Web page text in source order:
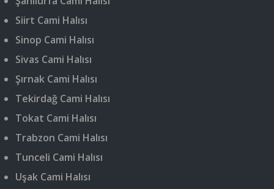
Siirt Cami Halısı
Sinop Cami Halısı
Sivas Cami Halısı
Şırnak Cami Halısı
Tekirdağ Cami Halısı
Tokat Cami Halısı
Trabzon Cami Halısı
Tunceli Cami Halısı
Uşak Cami Halısı